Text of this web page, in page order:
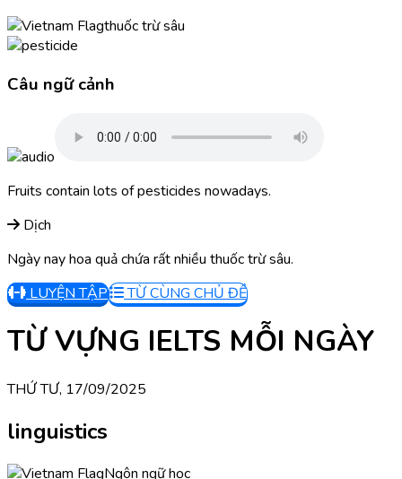
thuốc trừ sâu
Câu ngữ cảnh
Fruits contain lots of pesticides nowadays.
Dịch
Ngày nay hoa quả chứa rất nhiều thuốc trừ sâu.
LUYỆN TẬP
TỪ CÙNG CHỦ ĐỀ
TỪ VỰNG IELTS MỖI NGÀY
THỨ TƯ, 17/09/2025
linguistics
Ngôn ngữ học